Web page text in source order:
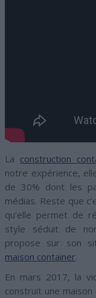
La construction
notre expérience,
de 30% dont les
médias. Reste que
qu’elle permet de
style séduit de
propose sur son
maison container.
En mars 2017, la
construit une